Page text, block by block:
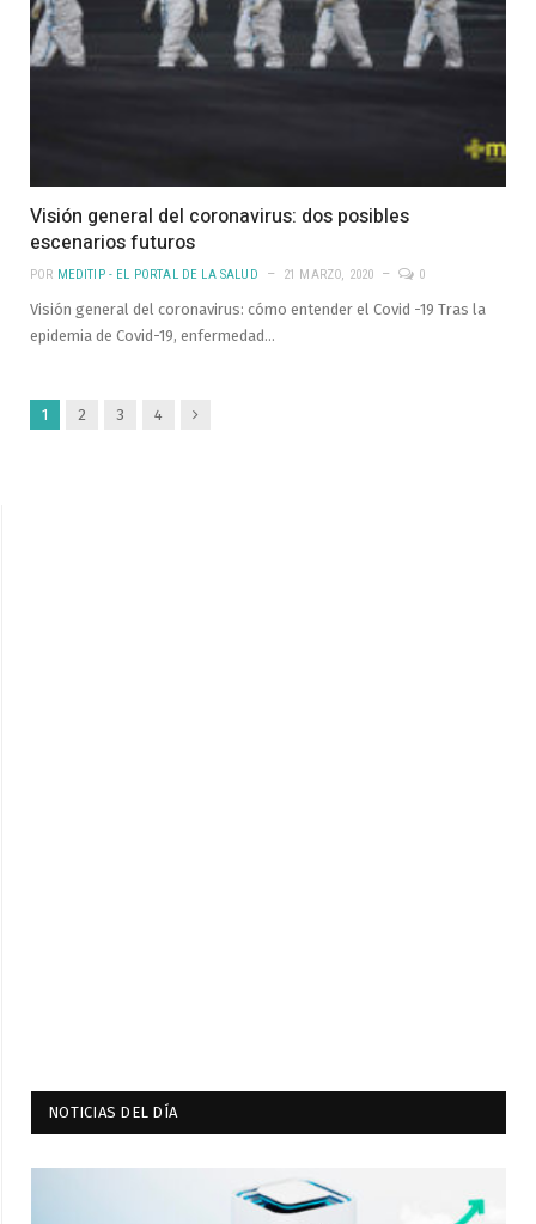
Visión general del coronavirus: dos posibles
escenarios futuros
POR MEDITIP - EL PORTAL DE LA SALUD 21 MARZO, 2020 0
Visión general del coronavirus: cómo entender el Covid -19 Tras la
epidemia de Covid-19, enfermedad…
1 2 3 4 Siguiente
NOTICIAS DEL DÍA